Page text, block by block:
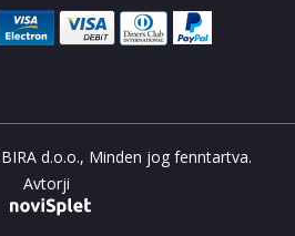
d.o.o., Minden jog fenntartva.
Avtorji